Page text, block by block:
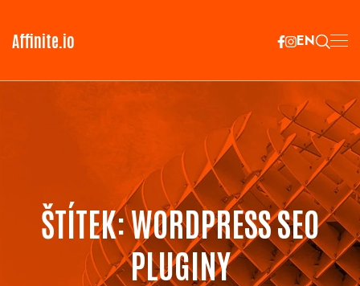
Affinite.io EN
ŠTÍTEK:WORDPRESS SEO
PLUGINY